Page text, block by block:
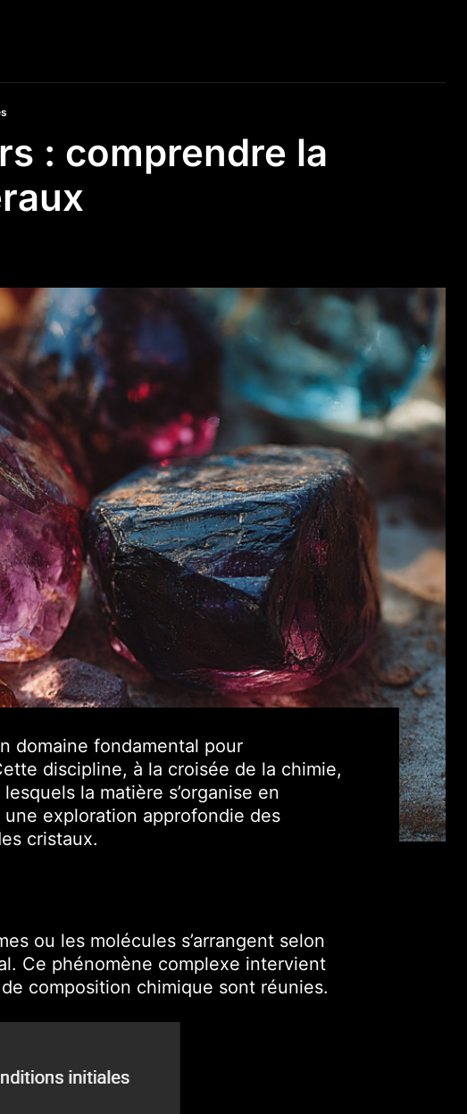
: comprendre la
domaine fondamental pour
discipline, à la croisée de la chimie,
la matière s’organise en
exploration approfondie des
cristaux.
ou les molécules s’arrangent selon
Ce phénomène complexe intervient
composition chimique sont réunies.